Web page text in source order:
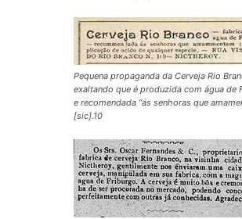
Pequena propaganda da Cerveja Rio
exaltando que é produzida com água de
e recomendada “ás senhoras que
[sic].10